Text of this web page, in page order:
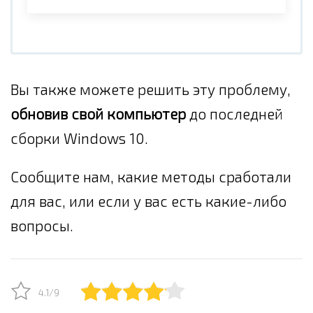
Вы также можете решить эту проблему,
обновив свой компьютер до последней
сборки Windows 10.
Сообщите нам, какие методы сработали
для вас, или если у вас есть какие-либо
вопросы.
4.1/9